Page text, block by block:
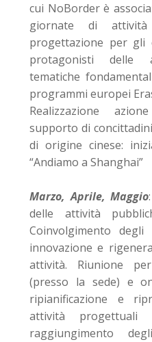
cui NoBorder è
giornate di
progettazione per
protagonisti
tematiche
programmi europei
Realizzazione
supporto di
di origine cinese:
“Andiamo a Shanghai”
Marzo, Aprile, Maggio
delle attività
Coinvolgimento
innovazione e
attività. Riunione
(presso la sede) e
ripianificazione e
attività
raggiungimento